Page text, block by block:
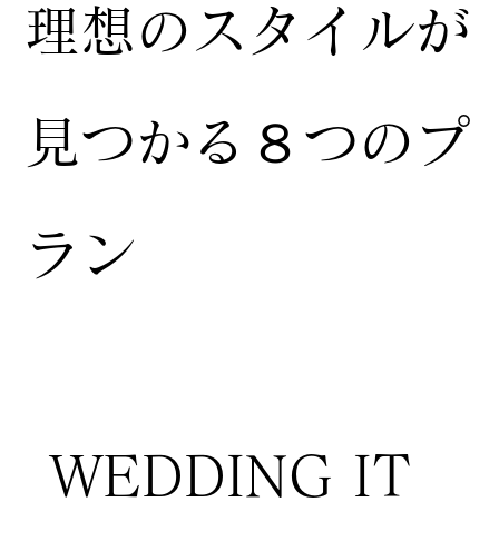
​理想のスタイルが
見つかる８つのプ
ラン
WEDDING IT